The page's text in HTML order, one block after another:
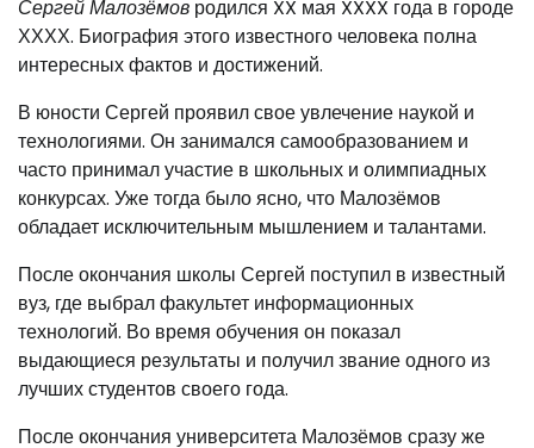
Сергей Малозёмов родился XX мая XXXX года в городе
ХХХХ. Биография этого известного человека полна
интересных фактов и достижений.
В юности Сергей проявил свое увлечение наукой и
технологиями. Он занимался самообразованием и
часто принимал участие в школьных и олимпиадных
конкурсах. Уже тогда было ясно, что Малозёмов
обладает исключительным мышлением и талантами.
После окончания школы Сергей поступил в известный
вуз, где выбрал факультет информационных
технологий. Во время обучения он показал
выдающиеся результаты и получил звание одного из
лучших студентов своего года.
После окончания университета Малозёмов сразу же